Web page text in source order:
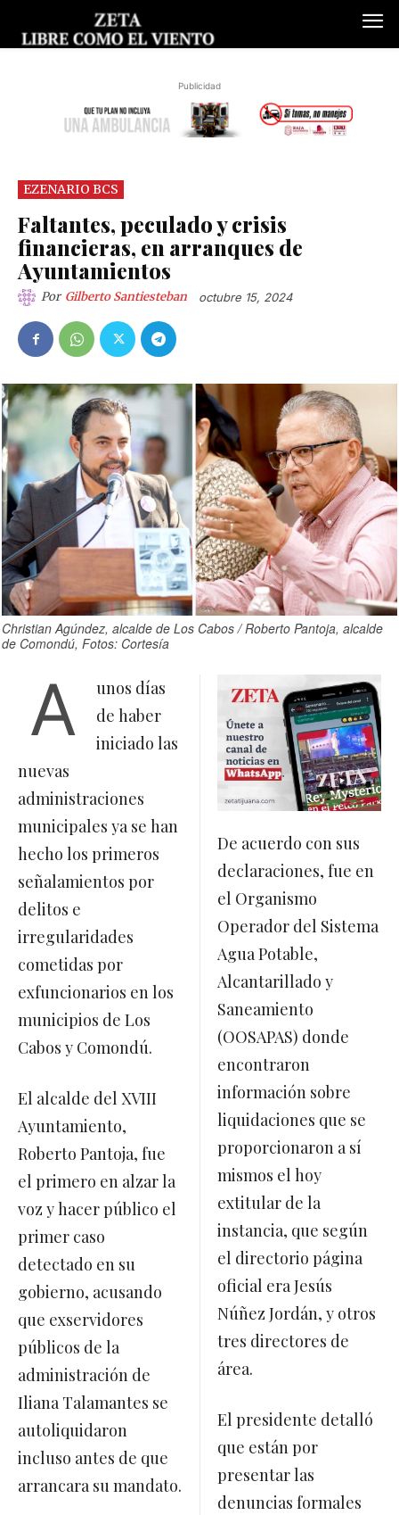
Publicidad
EZENARIO BCS
Faltantes, peculado y crisis
financieras, en arranques de
Ayuntamientos
Por Gilberto Santiesteban octubre 15, 2024
Christian Agúndez, alcalde de Los Cabos / Roberto Pantoja, alcalde
de Comondú, Fotos: Cortesía
A
unos días
de haber
iniciado las
nuevas
administraciones
municipales ya se han
hecho los primeros
señalamientos por
delitos e
irregularidades
cometidas por
exfuncionarios en los
municipios de Los
Cabos y Comondú.
El alcalde del XVIII
Ayuntamiento,
Roberto Pantoja, fue
el primero en alzar la
voz y hacer público el
primer caso
detectado en su
gobierno, acusando
que exservidores
públicos de la
administración de
Iliana Talamantes se
autoliquidaron
incluso antes de que
arrancara su mandato.
De acuerdo con sus
declaraciones, fue en
el Organismo
Operador del Sistema
Agua Potable,
Alcantarillado y
Saneamiento
(OOSAPAS) donde
encontraron
información sobre
liquidaciones que se
proporcionaron a sí
mismos el hoy
extitular de la
instancia, que según
el directorio página
oficial era Jesús
Núñez Jordán, y otros
tres directores de
área.
El presidente detalló
que están por
presentar las
denuncias formales